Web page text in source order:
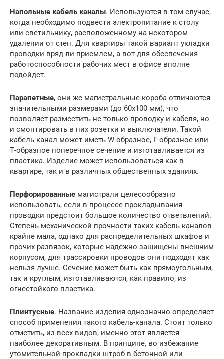
Напольные кабель каналы. Используются в том случае,
когда необходимо подвести электропитание к столу
или светильнику, расположенному на некотором
удалении от стен. Для квартиры такой вариант укладки
проводки вряд ли приемлем, а вот для обеспечения
работоспособности рабочих мест в офисе вполне
подойдет.
Парапетные, они же магистральные короба отличаются
значительными размерами (до 60х100 мм), что
позволяет разместить не только проводку и кабеля, но
и смонтировать в них розетки и выключатели. Такой
кабель-канал может иметь W-образное, Г-образное или
Т-образное поперечное сечение и изготавливается из
пластика. Изделие может использоваться как в
квартире, так и в различных общественных зданиях.
Перфорированные магистрали целесообразно
использовать, если в процессе прокладывания
проводки предстоит большое количество ответвлений.
Степень механической прочности таких кабель каналов
крайне мала, однако для распределительных шкафов и
прочих развязок, которые надежно защищены внешним
корпусом, для трассировки проводов они подходят как
нельзя лучше. Сечение может быть как прямоугольным,
так и круглым, изготавливаются, как правило, из
огнестойкого пластика.
Плинтусные. Название изделия однозначно определяет
способ применения такого кабель-канала. Стоит только
отметить, из всех видов, именно этот является
наиболее декоративным. В принципе, во избежание
утомительной прокладки штроб в бетонной или